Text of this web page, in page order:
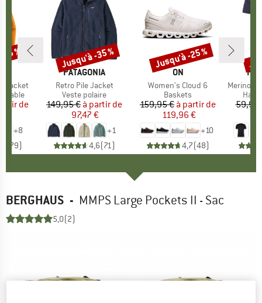
Jacket
réduit
de
+8
79)
%
MARQUE
PATAGONIA
Article
Retro Pile Jacket
Product group
Veste polaire
Prix
149,95 € Prix réduit
à partir de
97,47 €
+1
4,6(71)
Remise
Jusqu'à -35 %
MARQUE
ON
Article
Women's Cloud 6
Product group
Baskets
Prix
159,95 € Prix réduit
à partir de
119,96 €
+10
4,7(48)
Remise
Jusqu'à -25 %
Article
MerinoMix150
Haut
59,95
BERGHAUS - MMPS Large Pockets II - Sac
5,0(2)